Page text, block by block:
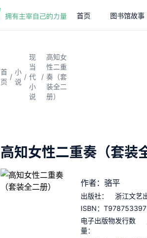
首页 图书馆故事
首
页
/
小
说
/
现
当
代
小
说
/
高知女
性二重
奏（套
装全二
册）
高知女性二重奏（套装
作者：骆平
出版社：
浙江文艺
ISBN：
电子出版物发行数
量：